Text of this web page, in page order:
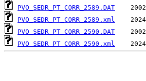
PVO_SEDR_PT_CORR_2589.DAT
PVO_SEDR_PT_CORR_2589.xml
PVO_SEDR_PT_CORR_2590.DAT
PVO_SEDR_PT_CORR_2590.xml